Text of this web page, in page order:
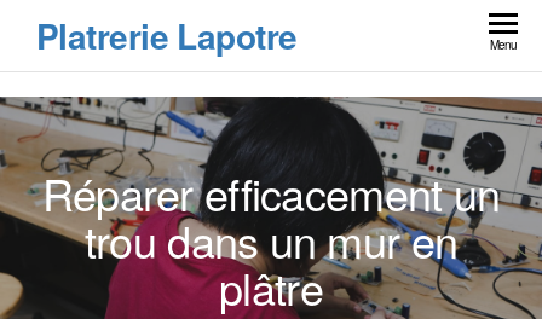
Platrerie Lapotre Menu
Réparer efficacement un
trou dans un mur en
plâtre